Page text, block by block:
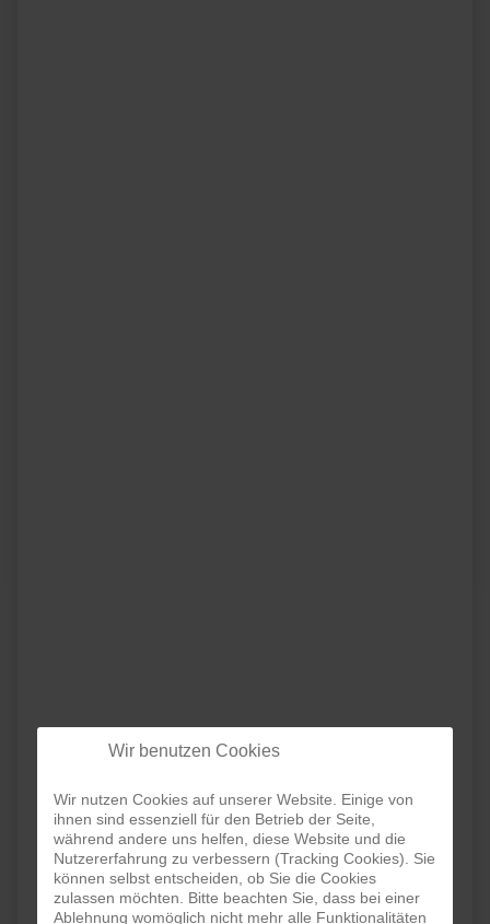
Wir benutzen Cookies
Wir nutzen Cookies auf unserer Website. Einige von
ihnen sind essenziell für den Betrieb der Seite,
während andere uns helfen, diese Website und die
Nutzererfahrung zu verbessern (Tracking Cookies). Sie
können selbst entscheiden, ob Sie die Cookies
zulassen möchten. Bitte beachten Sie, dass bei einer
Ablehnung womöglich nicht mehr alle Funktionalitäten